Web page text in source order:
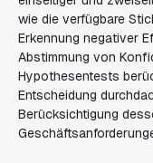
wie die verfügbare
Erkennung negativer
Abstimmung von
Hypothesentests
Entscheidung
Berücksichtigung